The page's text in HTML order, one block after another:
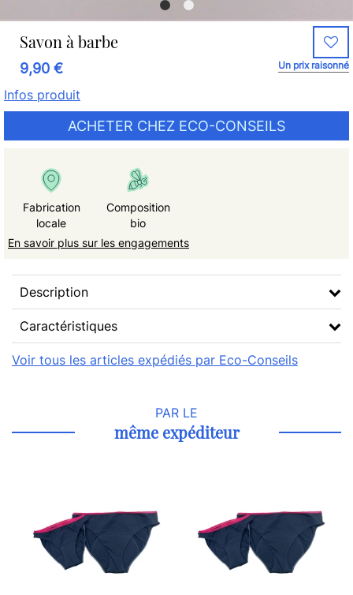
Savon à barbe
9,90 € Un prix raisonné
Infos produit
ACHETER CHEZ ECO-CONSEILS
Fabrication
locale
Composition
bio
En savoir plus sur les engagements
Description
Caractéristiques
Voir tous les articles expédiés par Eco-Conseils
PAR LE
même expéditeur